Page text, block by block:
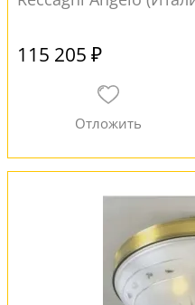
115 205 ₽